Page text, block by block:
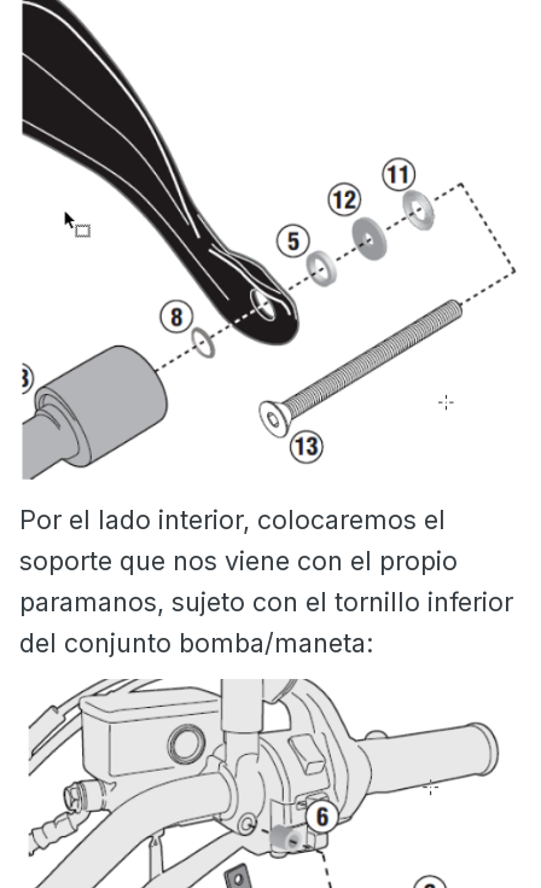
Por el lado interior, colocaremos el
soporte que nos viene con el propio
paramanos, sujeto con el tornillo inferior
del conjunto bomba/maneta: